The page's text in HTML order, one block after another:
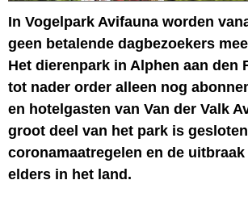
In Vogelpark Avifauna worden
geen betalende dagbezoekers
Het dierenpark in Alphen aan den
tot nader order alleen nog
en hotelgasten van Van der Valk
groot deel van het park is
coronamaatregelen en de
elders in het land.